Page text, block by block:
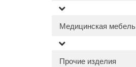
Медицинская мебель
Прочие изделия